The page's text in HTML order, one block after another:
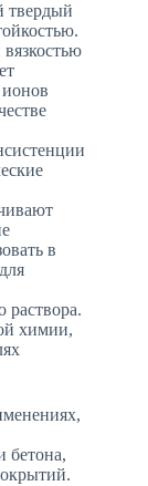
твердый
в
раствора.
химии,
бетона,